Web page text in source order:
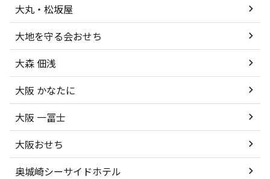
大丸・松坂屋
大地を守る会おせち
大森 佃浅
大阪 かなたに
大阪 一冨士
大阪おせち
奥城崎シーサイドホテル